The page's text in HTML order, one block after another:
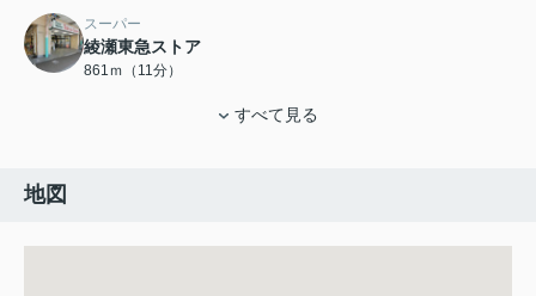
スーパー
綾瀬東急ストア
861ｍ（11分）
すべて見る
地図